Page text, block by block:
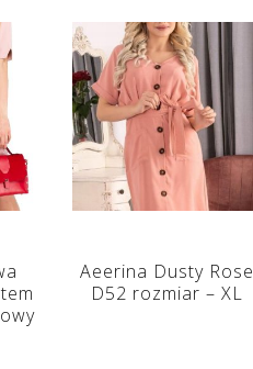
Aeerina Dusty Rose
D52 rozmiar – XL